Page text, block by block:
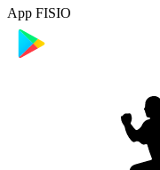
App FISIO